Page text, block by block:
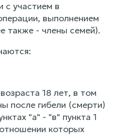
с участием в
выполнением
также - члены семей).
18 лет, в том
после гибели (смерти)
"а" - "в" пункта 1
которых